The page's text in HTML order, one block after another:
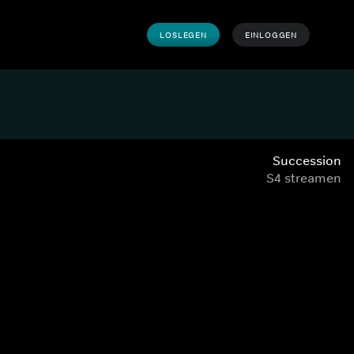
LOSLEGEN EINLOGGEN
Succession
S4 streamen